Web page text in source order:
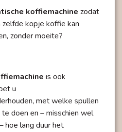
koffiemachine zodat
kopje koffie kan
zonder moeite?
is ook
u
met welke spullen
doen en – misschien wel
hoe lang duur het